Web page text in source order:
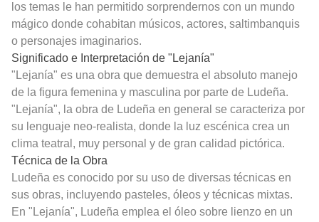
los temas le han permitido sorprendernos con un mundo
mágico donde cohabitan músicos, actores, saltimbanquis
o personajes imaginarios.
Significado e Interpretación de "Lejanía"
"Lejanía" es una obra que demuestra el absoluto manejo
de la figura femenina y masculina por parte de Ludeña.
"Lejanía", la obra de Ludeña en general se caracteriza por
su lenguaje neo-realista, donde la luz escénica crea un
clima teatral, muy personal y de gran calidad pictórica.
Técnica de la Obra
Ludeña es conocido por su uso de diversas técnicas en
sus obras, incluyendo pasteles, óleos y técnicas mixtas.
En "Lejanía", Ludeña emplea el óleo sobre lienzo en un